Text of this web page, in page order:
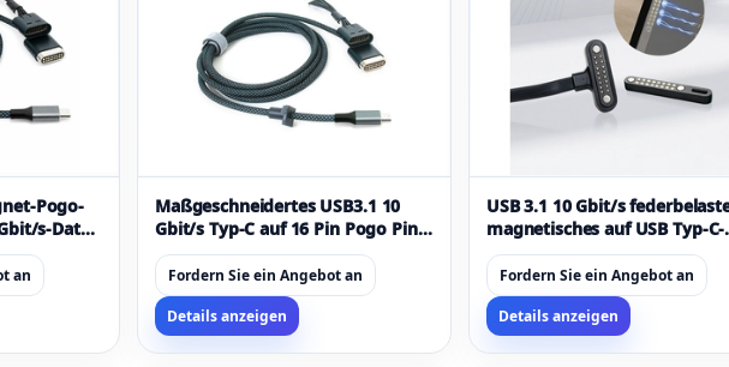
Pogo-
s-Daten
an
Maßgeschneidertes USB3.1 10
Gbit/s Typ-C auf 16 Pin Pogo Pin
magnetisches Lade- und
Datenkabel | Hersteller von OEM-
Pogo-Pin-Kabeln
Fordern Sie ein Angebot an
Details anzeigen
USB 3.1 10 Gbit/s
magnetisches auf USB Typ-C-
Kabel | Hochgeschwindigkeits-
Lade- und Datenübertragungs-
OEM/ODM-Hersteller
Fordern Sie ein Angebot an
Details anzeigen